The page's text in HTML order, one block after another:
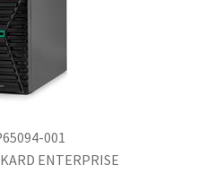
001
ENTERPRISE